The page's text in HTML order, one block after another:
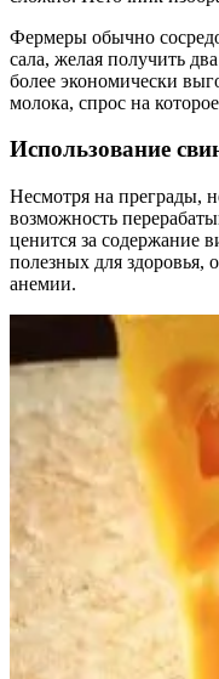
Фермеры обычно
сала, желая получить
более экономически
молока, спрос на
Использование
Несмотря на преграды,
возможность
ценится за содержание
полезных для здоровья,
анемии.